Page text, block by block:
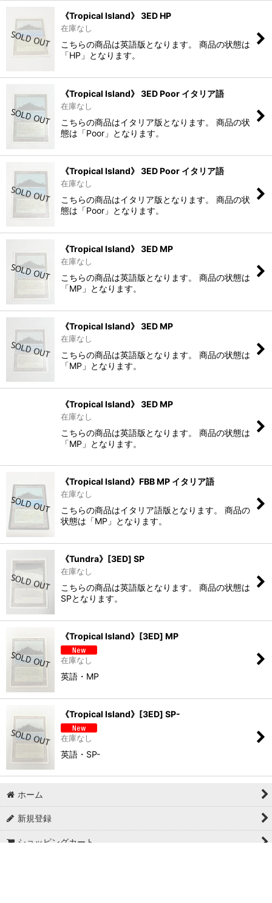
《Tropical Island》 3ED HP
在庫なし
こちらの商品は英語版となります。 商品の状態は
「HP」となります。
《Tropical Island》 3ED Poor イタリア語
在庫なし
こちらの商品はイタリア版となります。 商品の状
態は「Poor」となります。
《Tropical Island》 3ED Poor イタリア語
在庫なし
こちらの商品はイタリア版となります。 商品の状
態は「Poor」となります。
《Tropical Island》 3ED MP
在庫なし
こちらの商品は英語版となります。 商品の状態は
「MP」となります。
《Tropical Island》 3ED MP
在庫なし
こちらの商品は英語版となります。 商品の状態は
「MP」となります。
《Tropical Island》 3ED MP
在庫なし
こちらの商品は英語版となります。 商品の状態は
「MP」となります。
《Tropical Island》FBB MP イタリア語
在庫なし
こちらの商品はイタリア語版となります。 商品の
状態は「MP」となります。
《Tundra》[3ED] SP
在庫なし
こちらの商品は英語版となります。 商品の状態は
SPとなります。
《Tropical Island》[3ED] MP
在庫なし
英語・MP
《Tropical Island》[3ED] SP-
在庫なし
英語・SP-
ホーム
新規登録
ショッピングカート